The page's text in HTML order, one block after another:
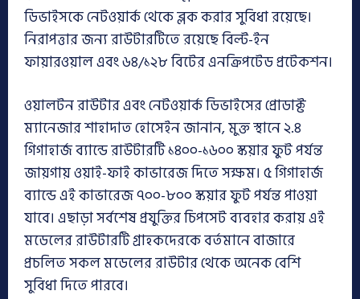
ডিভাইসকে নেটওয়ার্ক থেকে ব্লক করার সুবিধা রয়েছে।
নিরাপত্তার জন্য রাউটারটিতে রয়েছে বিল্ট-ইন
ফায়ারওয়াল এবং ৬৪/১২৮ বিটের এনক্রিপটেড প্রটেকশন।
ওয়ালটন রাউটার এবং নেটওয়ার্ক ডিভাইসের প্রোডাক্ট
ম্যানেজার শাহাদাত হোসেইন জানান, মুক্ত স্থানে ২.৪
গিগাহার্জ ব্যান্ডে রাউটারটি ১৪০০-১৬০০ স্কয়ার ফুট পর্যন্ত
জায়গায় ওয়াই-ফাই কাভারেজ দিতে সক্ষম। ৫ গিগাহার্জ
ব্যান্ডে এই কাভারেজ ৭০০-৮০০ স্কয়ার ফুট পর্যন্ত পাওয়া
যাবে। এছাড়া সর্বশেষ প্রযুক্তির চিপসেট ব্যবহার করায় এই
মডেলের রাউটারটি গ্রাহকদেরকে বর্তমানে বাজারে
প্রচলিত সকল মডেলের রাউটার থেকে অনেক বেশি
সুবিধা দিতে পারবে।